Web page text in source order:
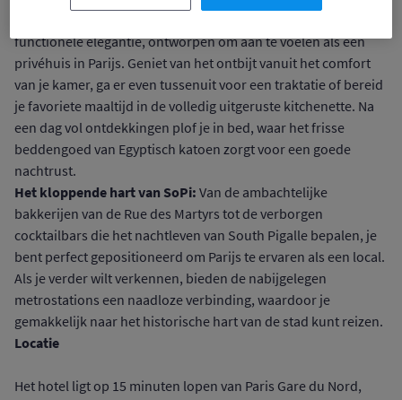
functionele elegantie, ontworpen om aan te voelen als een
privéhuis in Parijs. Geniet van het ontbijt vanuit het comfort
van je kamer, ga er even tussenuit voor een traktatie of bereid
je favoriete maaltijd in de volledig uitgeruste kitchenette. Na
een dag vol ontdekkingen plof je in bed, waar het frisse
beddengoed van Egyptisch katoen zorgt voor een goede
nachtrust.
Het kloppende hart van SoPi: Van de ambachtelijke
bakkerijen van de Rue des Martyrs tot de verborgen
cocktailbars die het nachtleven van South Pigalle bepalen, je
bent perfect gepositioneerd om Parijs te ervaren als een local.
Als je verder wilt verkennen, bieden de nabijgelegen
metrostations een naadloze verbinding, waardoor je
gemakkelijk naar het historische hart van de stad kunt reizen.
Locatie
Het hotel ligt op 15 minuten lopen van Paris Gare du Nord,